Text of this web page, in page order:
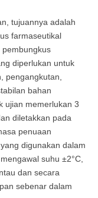
tujuannya adalah
farmaseutikal
diperlukan untuk
pengangkutan,
bahan
ujian memerlukan 3
diletakkan pada
penuaan
digunakan dalam
suhu ±2°C,
dan secara
sebenar dalam